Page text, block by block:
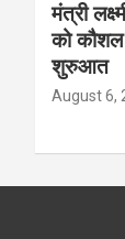
मंत्री
को
शुरुआत
August 6,